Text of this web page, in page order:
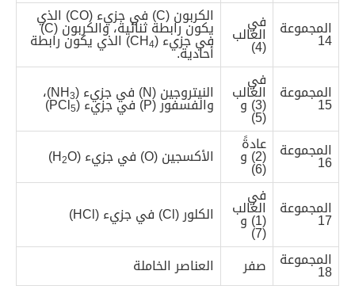
المجموعة
14
في
الغالب
(4)
الكربون (C) في جزيء (CO) الذي
يكون رابطة ثنائية، والكربون (C)
في جزيء (CH4 ) الذي يكون رابطة
أحادية.
المجموعة
15
في
الغالب
(3) و
(5)
النيتروجين (N) في جزيء (NH 3 )،
والفسفور (P) في جزيء (PCl 5
)
المجموعة
16
عادةً
(2) و
(6)
الأكسجين (O) في جزيء (H 2O)
المجموعة
17
في
الغالب
(1) و
(7)
الكلور (Cl) في جزيء (HCl)
المجموعة
18 صفر العناصر الخاملة